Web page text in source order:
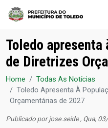
Toledo apresenta
de Diretrizes
Home
Todas As Notícias
Toledo Apresenta À
Orçamentárias de 2027
Publicado porjose.seide, Qua,